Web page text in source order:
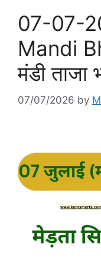
07-07-
Mandi
मंडी ताजा
07/07/2026 by